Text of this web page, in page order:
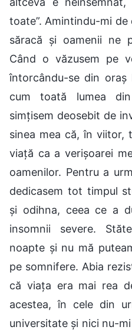
toate”. Amintindu-mi de
săracă și oamenii ne
Când o văzusem pe
întorcându-se din oraș
cum toată lumea
simțisem deosebit de
sinea mea că, în viitor,
viață ca a verișoarei
oamenilor. Pentru a
dedicasem tot timpul
și odihna, ceea ce a
insomnii severe.
noapte și nu mă
pe somnifere. Abia
că viața era mai rea
acestea, în cele din
universitate și nici nu-